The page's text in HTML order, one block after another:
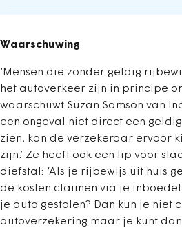
Waarschuwing
‘Mensen die zonder geldig
het autoverkeer zijn in principe
waarschuwt Suzan Samson van
een ongeval niet direct een
zien, kan de verzekeraar ervoor
zijn.’ Ze heeft ook een tip voor
diefstal: ‘Als je rijbewijs uit huis
de kosten claimen via je
je auto gestolen? Dan kun je niet
autoverzekering maar je kunt